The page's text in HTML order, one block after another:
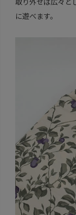
に遊べます。